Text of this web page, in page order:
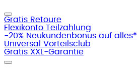
Gratis Retoure
Flexikonto Teilzahlung
-20% Neukundenbonus auf alles*
Universal Vorteilsclub
Gratis XXL-Garantie